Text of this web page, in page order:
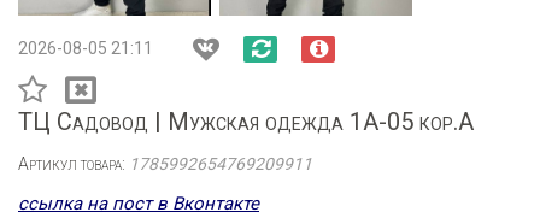
2026-08-05 21:11
ТЦ Садовод | Мужская одежда 1А-05 кор.А
Артикул товара: 1785992654769209911
ссылка на пост в Вконтакте